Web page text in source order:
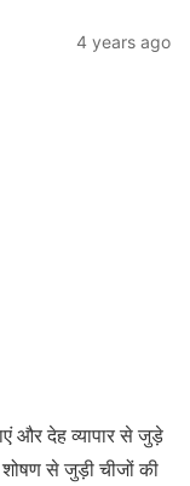
4 years ago
और देह व्यापार से जुड़े
से जुड़ी चीजों की